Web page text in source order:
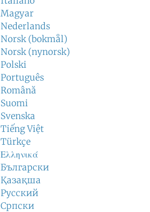
Magyar
Nederlands
Norsk (bokmål)
Norsk (nynorsk)
Polski
Português
Română
Suomi
Svenska
Tiếng Việt
Türkçe
Ελληνικά
Български
Қазақша
Русский
Српски